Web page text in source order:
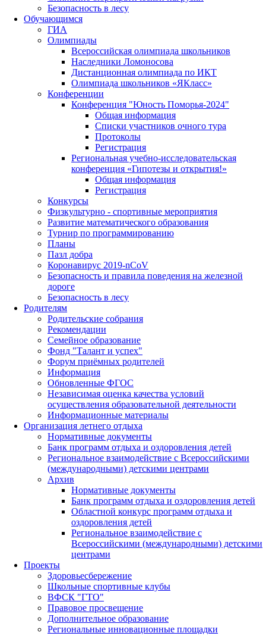
Безопасность в лесу
Обучающимся
ГИА
Олимпиады
Всероссийская олимпиада школьников
Наследники Ломоносова
Дистанционная олимпиада по ИКТ
Олимпиада школьников «ЯКласс»
Конференции
Конференция "Юность Поморья-2024"
Общая информация
Списки участников очного тура
Протоколы
Регистрация
Региональная учебно-исследовательская
конференция «Гипотезы и открытия!»
Общая информация
Регистрация
Конкурсы
Физкультурно - спортивные мероприятия
Развитие математического образования
Турнир по программированию
Планы
Пазл добра
Коронавирус 2019-nCoV
Безопасность и правила поведения на железной
дороге
Безопасность в лесу
Родителям
Родительские собрания
Рекомендации
Семейное образование
Фонд "Талант и успех"
Форум приёмных родителей
Информация
Обновленные ФГОС
Независимая оценка качества условий
осуществления образовательной деятельности
Информационные материалы
Организация летнего отдыха
Нормативные документы
Банк программ отдыха и оздоровления детей
Региональное взаимодействие с Всероссийскими
(международными) детскими центрами
Архив
Нормативные документы
Банк программ отдыха и оздоровления детей
Областной конкурс программ отдыха и
оздоровления детей
Региональное взаимодействие с
Всероссийскими (международными) детскими
центрами
Проекты
Здоровьесбережение
Школьные спортивные клубы
ВФСК "ГТО"
Правовое просвещение
Дополнительное образование
Региональные инновационные площадки